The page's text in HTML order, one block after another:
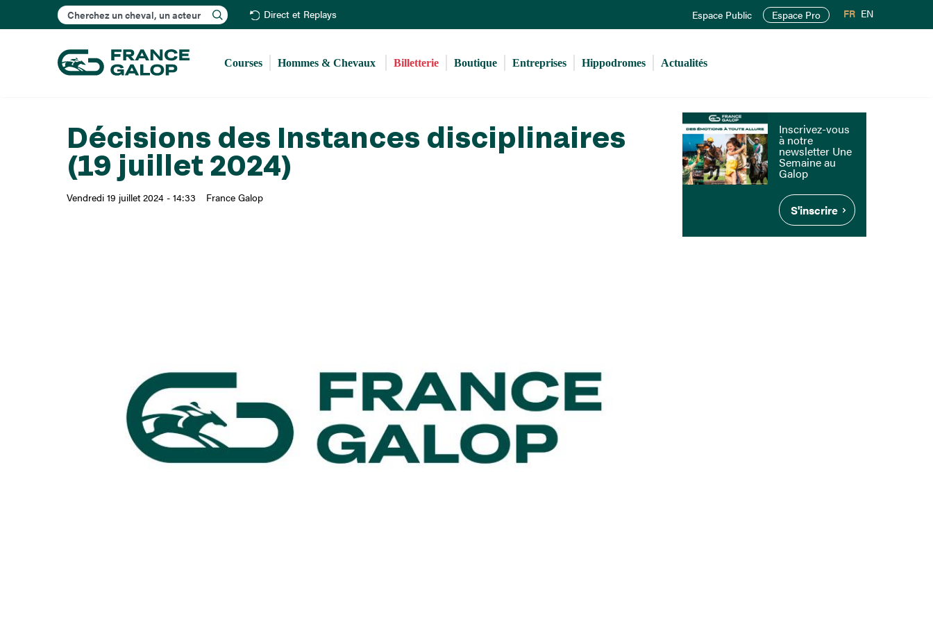
au
principal
Rechercher Direct et Replays Espace Public Espace Pro FR EN
Courses Hommes & Chevaux Billetterie Boutique Entreprises Hippodromes Actualités
Décisions des Instances disciplinaires
(19 juillet 2024)
Vendredi 19 juillet 2024 - 14:33 France Galop
Inscrivez-vous
à notre
newsletter Une
Semaine au
Galop
S'inscrire